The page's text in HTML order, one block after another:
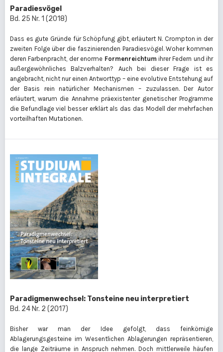
Paradiesvögel
Bd. 25 Nr. 1 (2018)
Dass es gute Gründe für Schöpfung gibt, erläutert N. Crompton in der
zweiten Folge über die faszinierenden Paradiesvögel. Woher kommen
deren Farbenpracht, der enorme Formenreichtum ihrer Federn und ihr
außergewöhnliches Balzverhalten? Auch bei dieser Frage ist es
angebracht, nicht nur einen Antworttyp – eine evolutive Entstehung auf
der Basis rein natürlicher Mechanismen – zuzulassen. Der Autor
erläutert, warum die Annahme präexistenter genetischer Programme
die Befundlage viel besser erklärt als das das Modell der mehrfachen
vorteilhaften Mutationen.
Paradigmenwechsel: Tonsteine neu interpretiert
Bd. 24 Nr. 2 (2017)
Bisher war man der Idee gefolgt, dass feinkörnige
Ablagerungsgesteine im Wesentlichen Ablagerungen repräsentieren,
die lange Zeiträume in Anspruch nehmen. Doch mittlerweile häufen